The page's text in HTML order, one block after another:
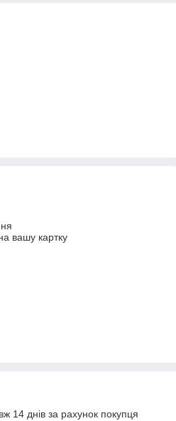
вашу картку
14 днів за рахунок покупця